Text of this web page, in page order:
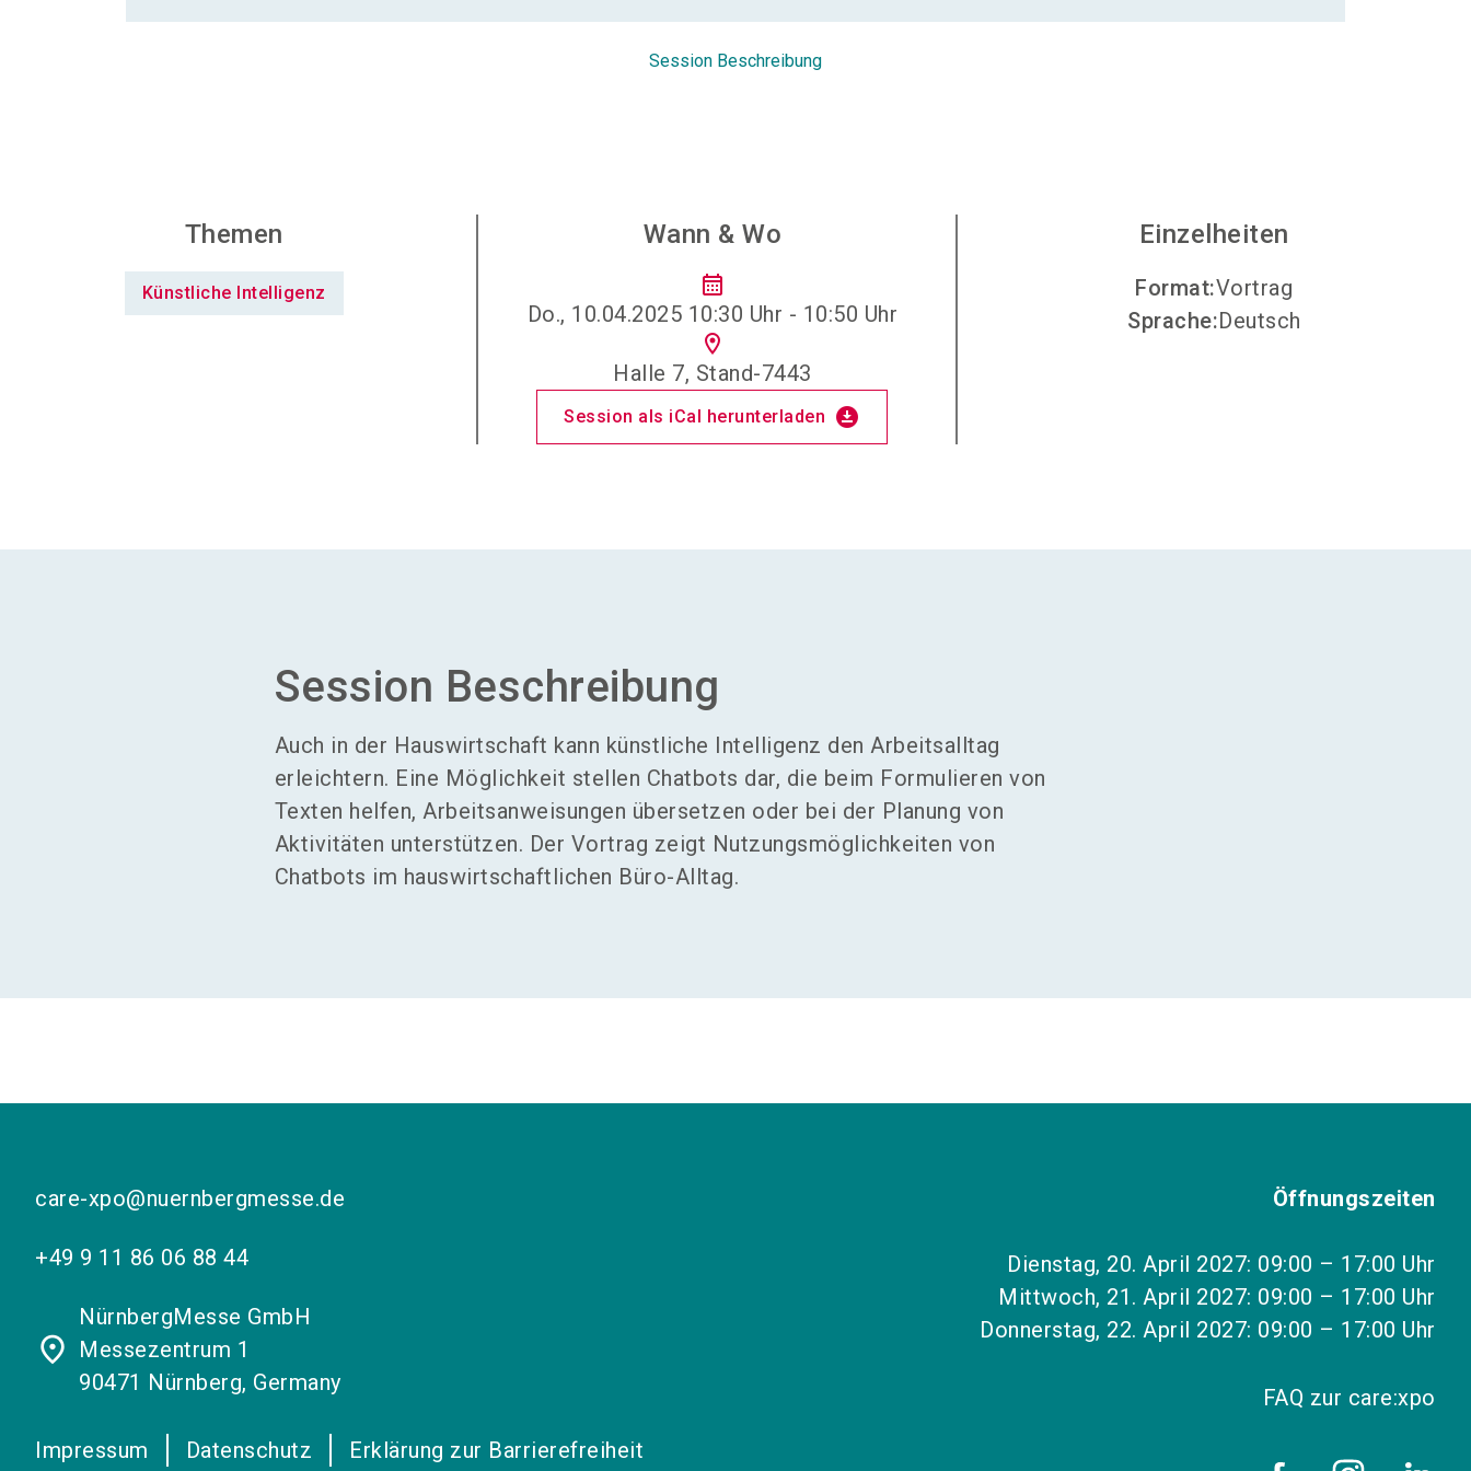
Aussteller werden
Session Beschreibung
Themen
Künstliche Intelligenz
Wann & Wo
calendar_month
Do., 10.04.2025 10:30 Uhr - 10:50 Uhr
location_on
Halle 7, Stand-7443
Session als iCal herunterladen download_for_offline
Einzelheiten
Format:Vortrag
Sprache:Deutsch
Session Beschreibung
Auch in der Hauswirtschaft kann künstliche Intelligenz den Arbeitsalltag
erleichtern. Eine Möglichkeit stellen Chatbots dar, die beim Formulieren von
Texten helfen, Arbeitsanweisungen übersetzen oder bei der Planung von
Aktivitäten unterstützen. Der Vortrag zeigt Nutzungsmöglichkeiten von
Chatbots im hauswirtschaftlichen Büro-Alltag.
care-xpo@nuernbergmesse.de
+49 9 11 86 06 88 44
place
NürnbergMesse GmbH
Messezentrum 1
90471 Nürnberg, Germany
Impressum Datenschutz Erklärung zur Barrierefreiheit
Öffnungszeiten
Dienstag, 20. April 2027: 09:00 – 17:00 Uhr
Mittwoch, 21. April 2027: 09:00 – 17:00 Uhr
Donnerstag, 22. April 2027: 09:00 – 17:00 Uhr
FAQ zur care:xpo